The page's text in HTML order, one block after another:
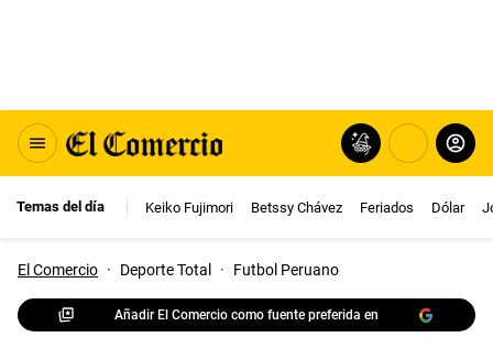
Temas del día Keiko Fujimori Betssy Chávez Feriados Dólar
El Comercio · Deporte Total · Futbol Peruano
Añadir El Comercio como fuente preferida en